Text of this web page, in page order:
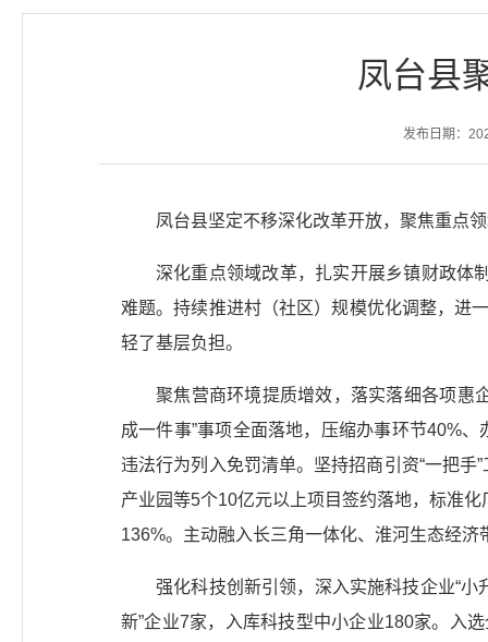
凤台县
发布日期：
凤台县坚定不移深化改革开放，聚焦重点
深化重点领域改革，扎实开展乡镇财政体
难题。持续推进村（社区）规模优化调整，进
轻了基层负担。
聚焦营商环境提质增效，落实落细各项惠
成一件事”事项全面落地，压缩办事环节40%
违法行为列入免罚清单。坚持招商引资“一把手
产业园等5个10亿元以上项目签约落地，标准
136%。主动融入长三角一体化、淮河生态经
强化科技创新引领，深入实施科技企业“小
新”企业7家，入库科技型中小企业180家。入